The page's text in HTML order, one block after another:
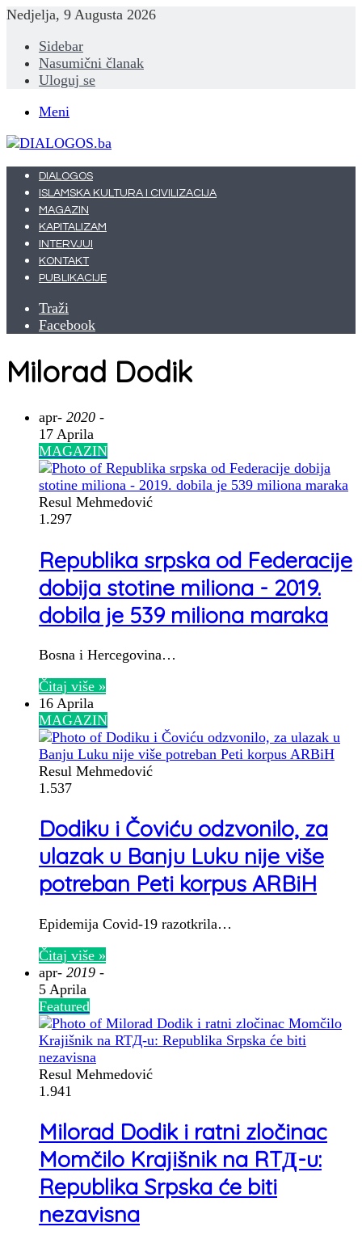
Nedjelja, 9 Augusta 2026
Sidebar
Nasumični članak
Uloguj se
Meni
DIALOGOS
ISLAMSKA KULTURA I CIVILIZACIJA
MAGAZIN
KAPITALIZAM
INTERVJUI
KONTAKT
PUBLIKACIJE
Traži
Facebook
Milorad Dodik
apr- 2020 -
17 Aprila
MAGAZIN
Resul Mehmedović
1.297
Republika srpska od Federacije
dobija stotine miliona - 2019.
dobila je 539 miliona maraka
Bosna i Hercegovina…
Čitaj više »
16 Aprila
MAGAZIN
Resul Mehmedović
1.537
Dodiku i Čoviću odzvonilo, za
ulazak u Banju Luku nije više
potreban Peti korpus ARBiH
Epidemija Covid-19 razotkrila…
Čitaj više »
apr- 2019 -
5 Aprila
Featured
Resul Mehmedović
1.941
Milorad Dodik i ratni zločinac
Momčilo Krajišnik na RTД-u:
Republika Srpska će biti
nezavisna